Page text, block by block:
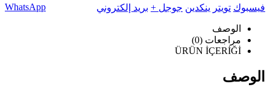
فيسبوك تويتر ينكدين جوجل + بريد إلكتروني WhatsApp
الوصف
مراجعات (0)
ÜRÜN İÇERİĞİ
الوصف